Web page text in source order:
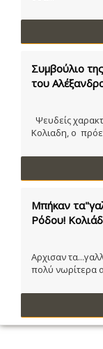
Συμβούλιο
του
Ψευδείς
Κολιαδη, ο
Μπήκαν
Ρόδου!
Αρχισαν
πολύ νωρίτερα